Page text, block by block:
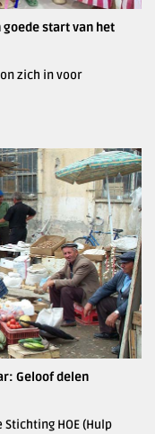
start van het
zich in voor
Geloof delen
HOE (Hulp